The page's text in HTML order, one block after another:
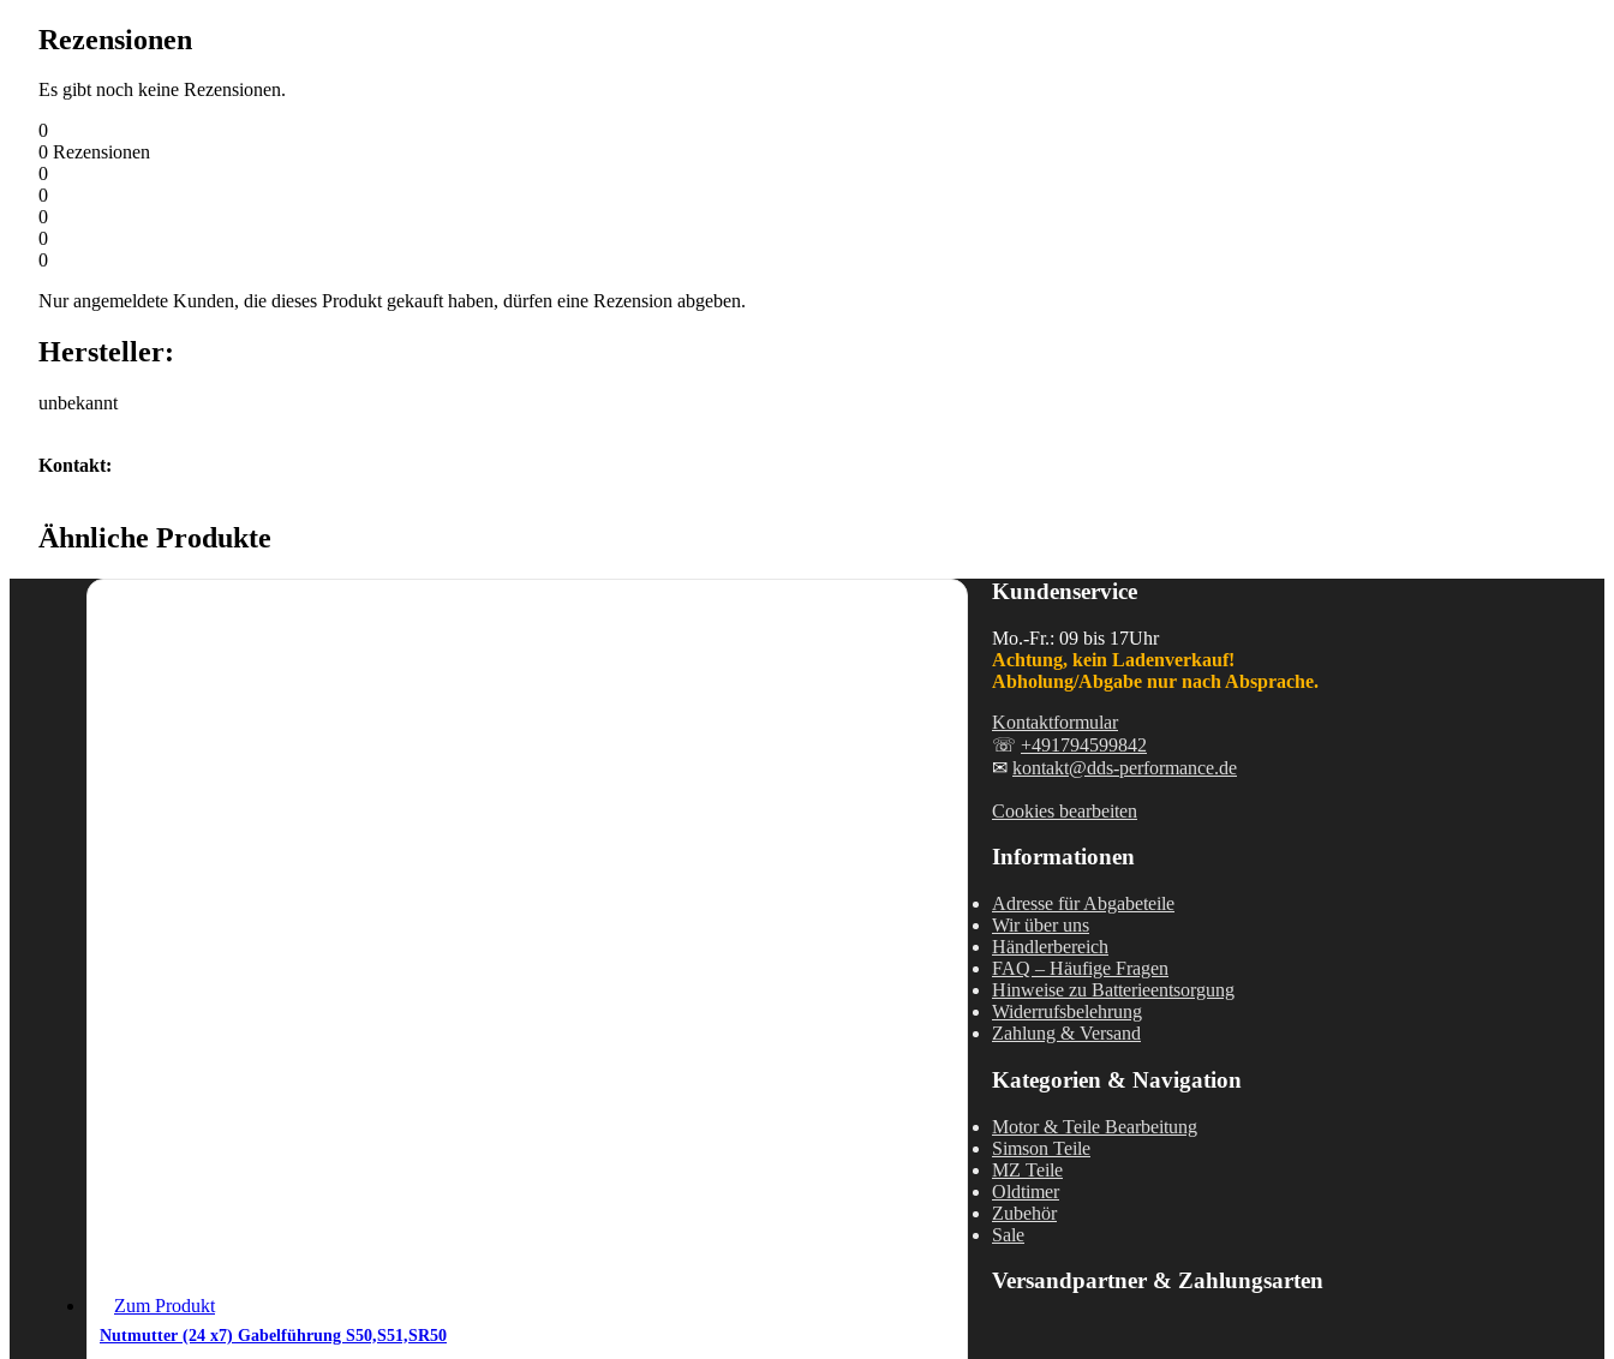
Rezensionen
Es gibt noch keine Rezensionen.
0
0 Rezensionen
0
0
0
0
0
Nur angemeldete Kunden, die dieses Produkt gekauft haben, dürfen eine Rezension abgeben.
Hersteller:
unbekannt
Kontakt:
Ähnliche Produkte
Zum Produkt
Nutmutter (24 x7) Gabelführung S50,S51,SR50
Kundenservice
Mo.-Fr.: 09 bis 17Uhr
Achtung, kein Ladenverkauf!
Abholung/Abgabe nur nach Absprache.
Kontaktformular
☏ +491794599842
✉ kontakt@dds-performance.de
Cookies bearbeiten
Informationen
Adresse für Abgabeteile
Wir über uns
Händlerbereich
FAQ – Häufige Fragen
Hinweise zu Batterieentsorgung
Widerrufsbelehrung
Zahlung & Versand
Kategorien & Navigation
Motor & Teile Bearbeitung
Simson Teile
MZ Teile
Oldtimer
Zubehör
Sale
Versandpartner & Zahlungsarten